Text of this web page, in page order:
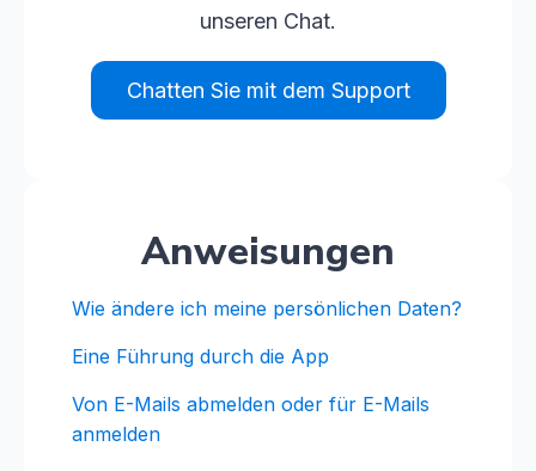
Anweisungen
Wie ändere ich meine persönlichen Daten?
Eine Führung durch die App
Von E-Mails abmelden oder für E-Mails
anmelden
unseren Chat.
Chatten Sie mit dem Support